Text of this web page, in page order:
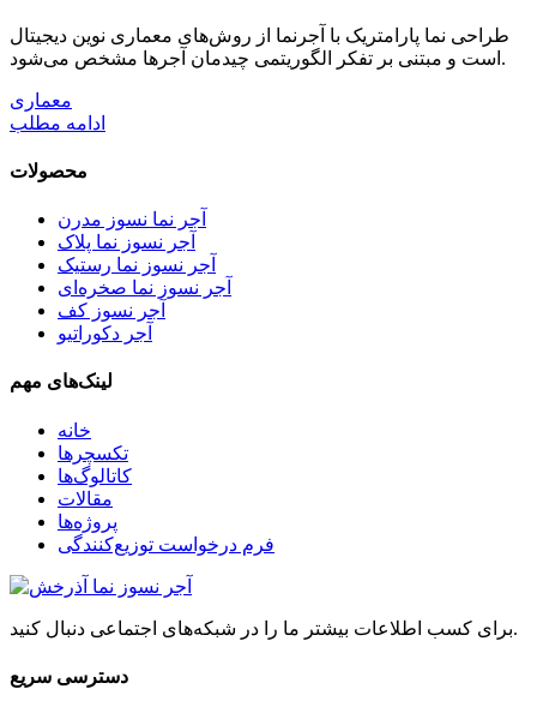
طراحی نما پارامتریک با آجرنما از روش‌های معماری نوین دیجیتال
است و مبتنی بر تفکر الگوریتمی چیدمان آجرها مشخص می‌شود.
معماری
ادامه مطلب
محصولات
آجر نما نسوز مدرن
آجر نسوز نما پلاک
آجر نسوز نما رستیک
آجر نسوز نما صخره‌ای
آجر نسوز کف
آجر دکوراتیو
لینک‌های مهم
خانه
تکسچرها
کاتالوگ‌ها
مقالات
پروژه‌ها
فرم درخواست توزیع‌کنندگی
برای کسب اطلاعات بیشتر ما را در شبکه‌های اجتماعی دنبال کنید.
دسترسی سریع